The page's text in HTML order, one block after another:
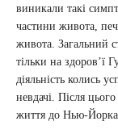
виникали такі
частини живота,
живота. Загальний
тільки на здоров’ї
діяльність колись
невдачі. Після
життя до Нью-Йорка.